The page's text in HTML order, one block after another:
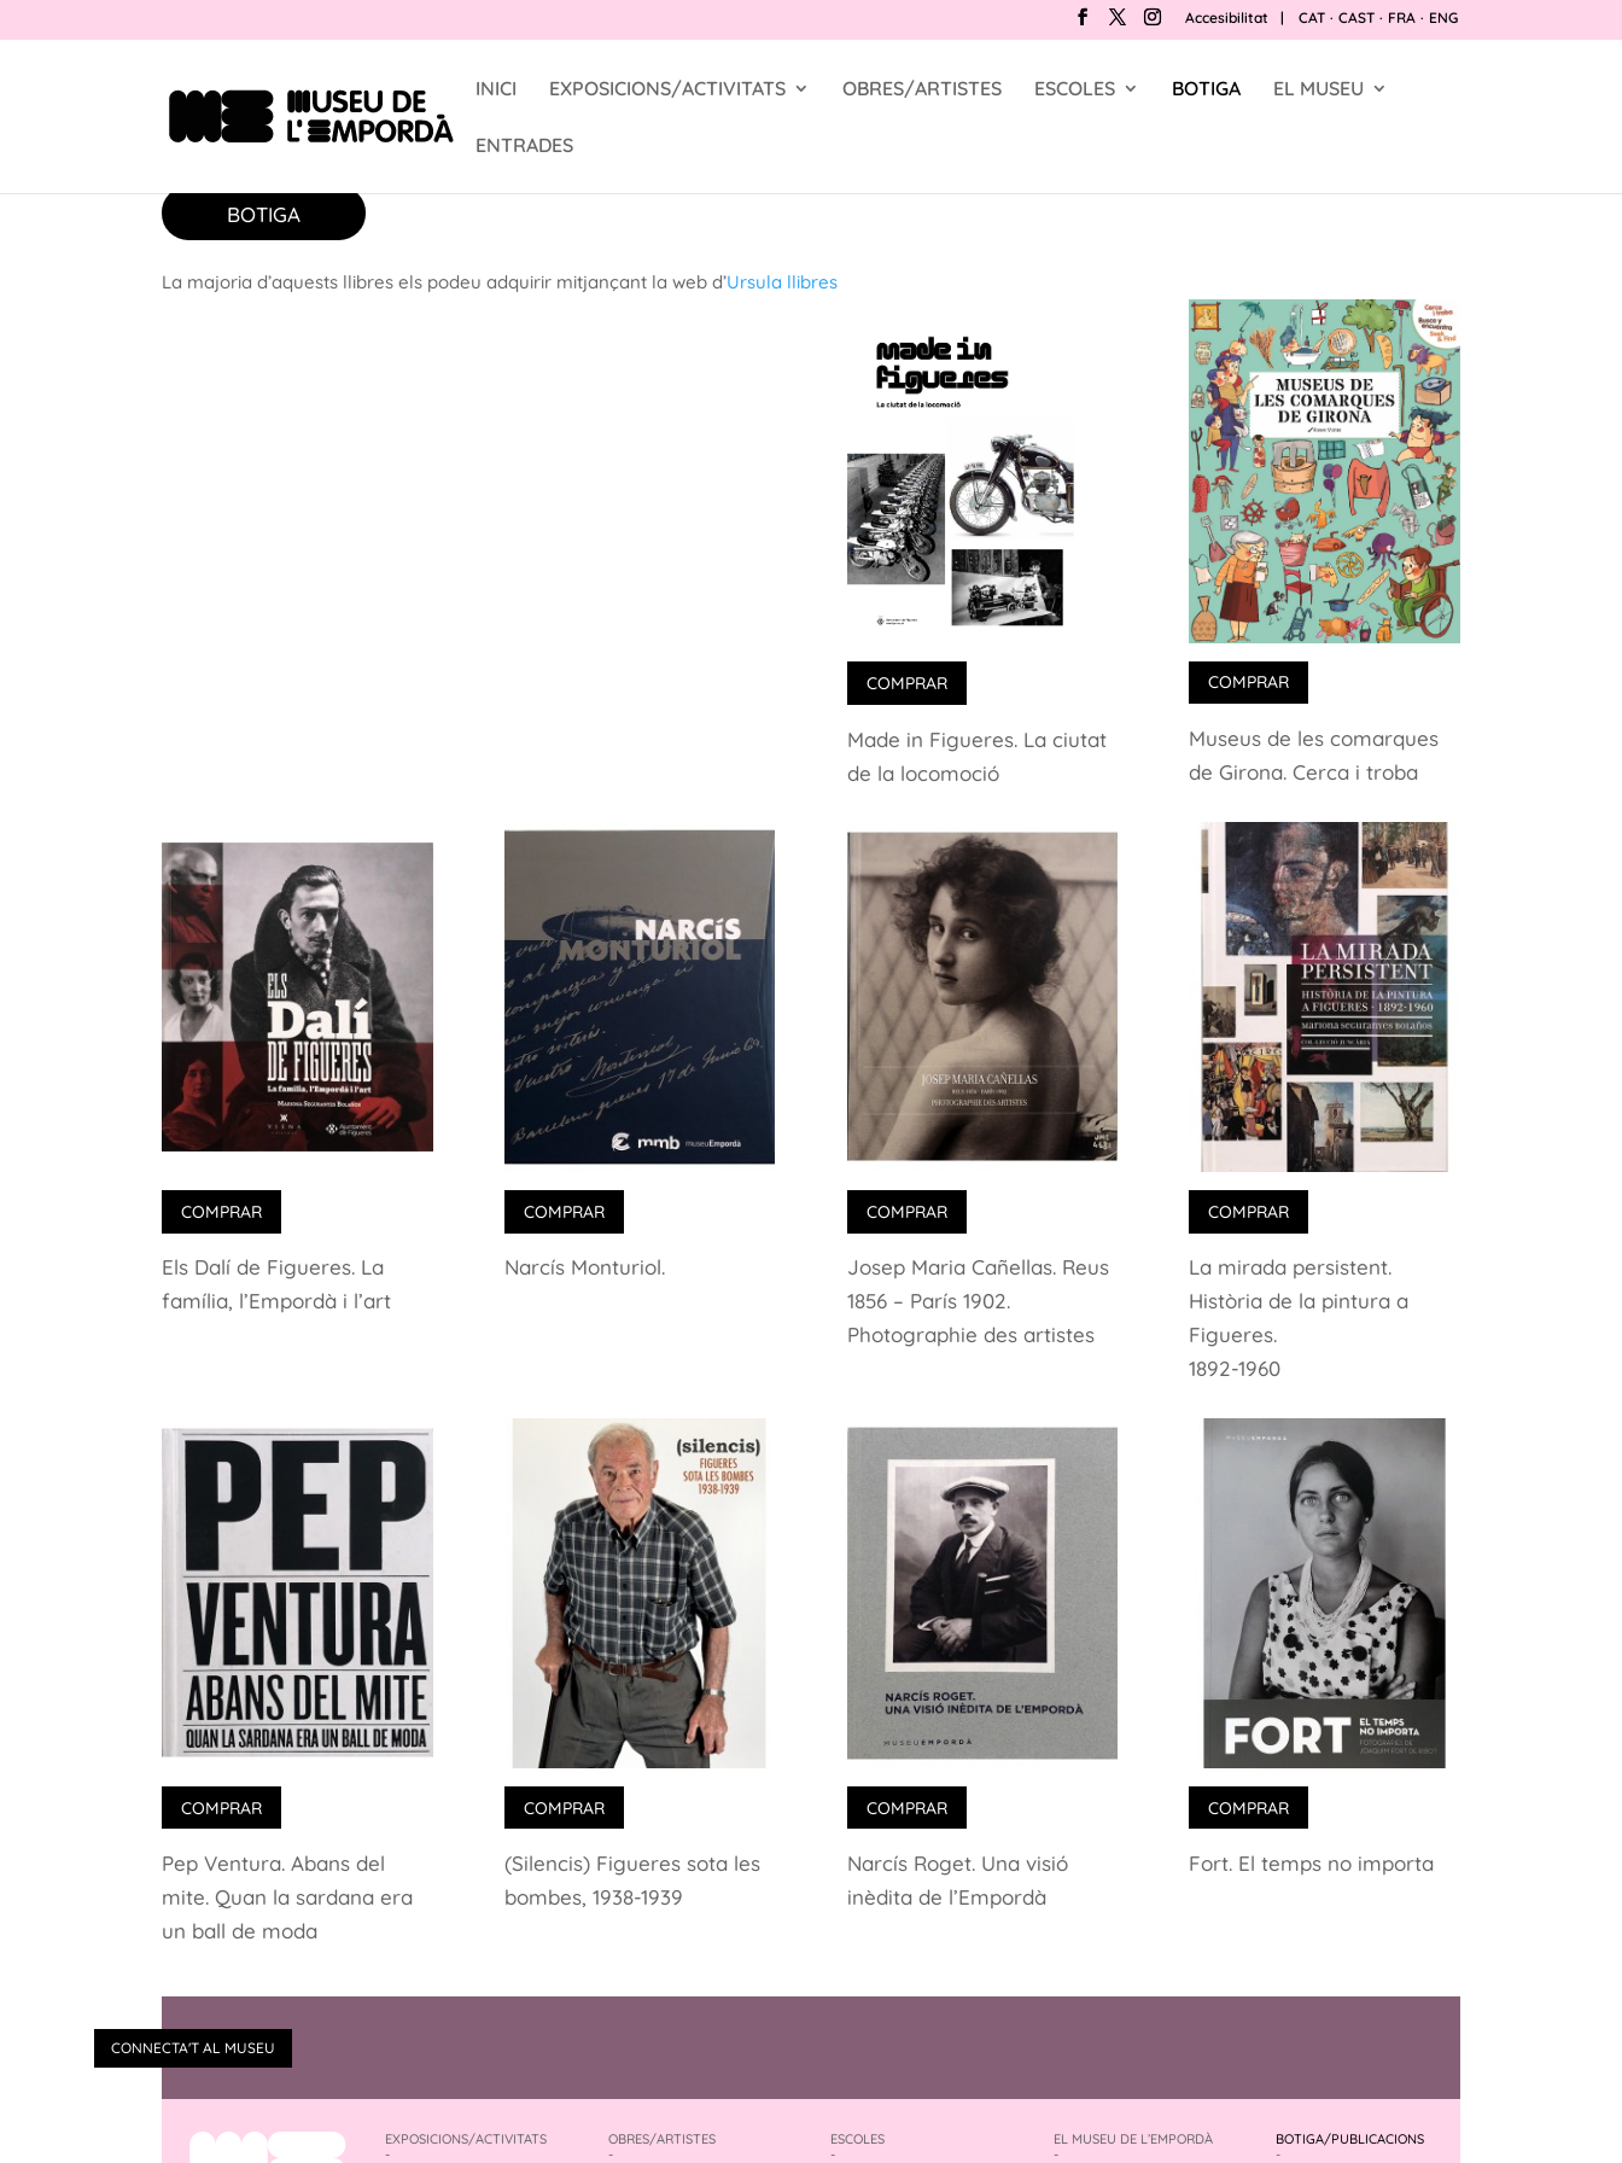
Accesibilitat | CAT · CAST · FRA · ENG
INICI EXPOSICIONS/ACTIVITATS OBRES/ARTISTES ESCOLES BOTIGA EL MUSEU
ENTRADES
BOTIGA
La majoria d’aquests llibres els podeu adquirir mitjançant la web d’Ursula llibres
COMPRAR
Made in Figueres. La ciutat
de la locomoció
COMPRAR
Museus de les comarques
de Girona. Cerca i troba
COMPRAR
Els Dalí de Figueres. La
família, l’Empordà i l’art
COMPRAR
Narcís Monturiol.
COMPRAR
Josep Maria Cañellas. Reus
1856 – París 1902.
Photographie des artistes
COMPRAR
La mirada persistent.
Història de la pintura a
Figueres.
1892-1960
COMPRAR
Pep Ventura. Abans del
mite. Quan la sardana era
un ball de moda
COMPRAR
(Silencis) Figueres sota les
bombes, 1938-1939
COMPRAR
Narcís Roget. Una visió
inèdita de l’Empordà
COMPRAR
Fort. El temps no importa
CONNECTA'T AL MUSEU
EXPOSICIONS/ACTIVITATS
-
OBRES/ARTISTES
-
ESCOLES
-
EL MUSEU DE L’EMPORDÀ
-
BOTIGA/PUBLICACIONS
-